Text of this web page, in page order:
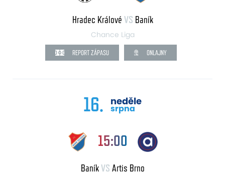
Hradec Králové VS Baník
Chance Liga
REPORT ZÁPASU ONLAJNY
16. neděle
srpna
15:00
BaníkVS Artis Brno